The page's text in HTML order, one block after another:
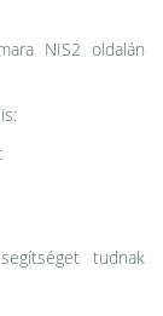
NIS2 oldalán
tudnak